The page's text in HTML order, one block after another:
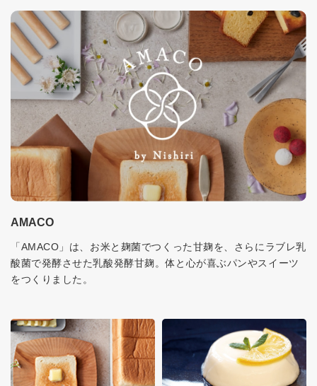
AMACO
「AMACO」は、お米と麹菌でつくった甘麹を、さらにラブレ乳
酸菌で発酵させた乳酸発酵甘麹。体と心が喜ぶパンやスイーツ
をつくりました。